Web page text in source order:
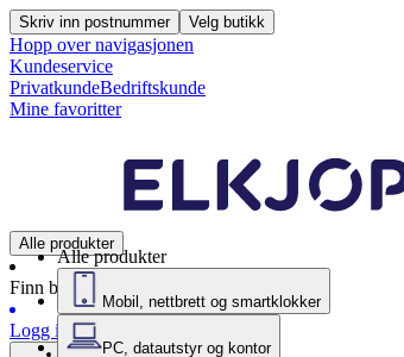
Skriv inn postnummer Velg butikk
Hopp over navigasjonen
Kundeservice
PrivatkundeBedriftskunde
Mine favoritter
Alle produkter
Finn butikk
Logg inn
Alle produkter
Mobil, nettbrett og smartklokker
PC, datautstyr og kontor